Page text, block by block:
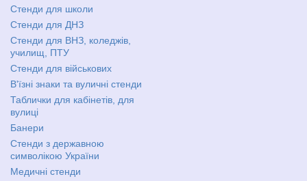
Стенди для школи
Стенди для ДНЗ
Стенди для ВНЗ, коледжів,
училищ, ПТУ
Стенди для військових
В'їзні знаки та вуличні стенди
Таблички для кабінетів, для
вулиці
Банери
Стенди з державною
символікою України
Медичні стенди